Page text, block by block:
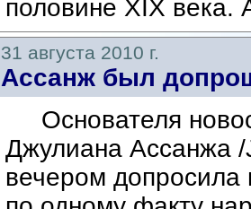
половине XIX века.
31 августа 2010 г.
Ассанж был
Основателя
Джулиана Ассанжа /
вечером допросила